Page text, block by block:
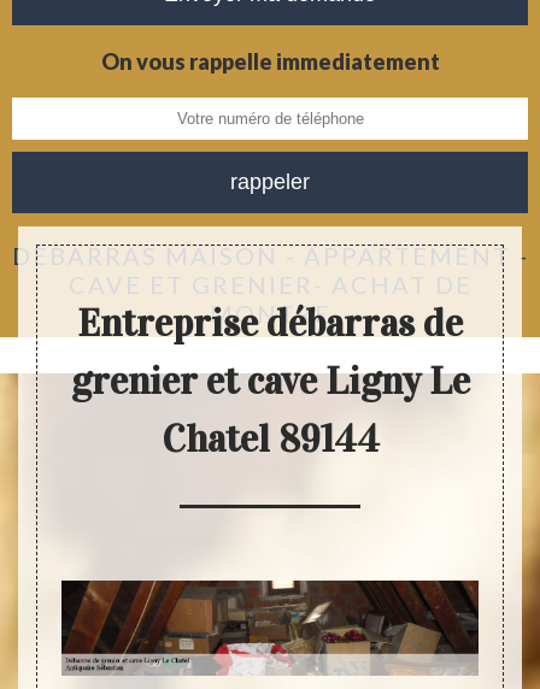
On vous rappelle immediatement
DÉBARRAS MAISON - APPARTEMENT -
CAVE ET GRENIER- ACHAT DE
MONTRE
Entreprise débarras de
grenier et cave Ligny Le
Chatel 89144